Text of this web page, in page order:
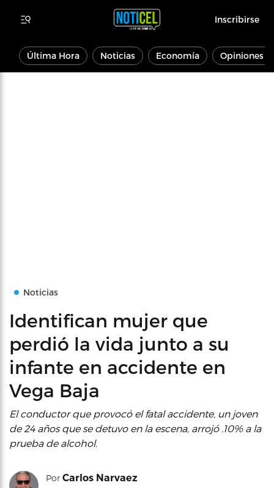
Inscribirse
Última Hora Noticias Economía Opiniones
Noticias
Identifican mujer que
perdió la vida junto a su
infante en accidente en
Vega Baja
El conductor que provocó el fatal accidente, un joven
de 24 años que se detuvo en la escena, arrojó .10% a la
prueba de alcohol.
Por Carlos Narvaez